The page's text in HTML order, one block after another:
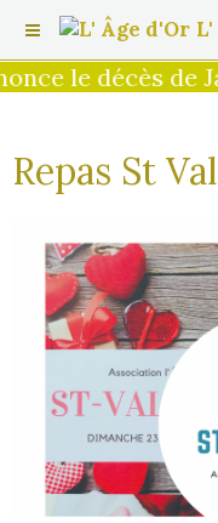
décès de
Repas St